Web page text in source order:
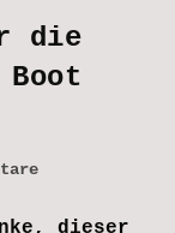
die
Boot
dieser